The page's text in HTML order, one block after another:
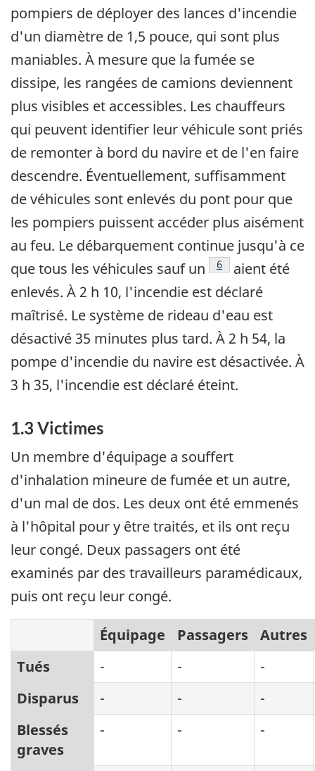
pompiers de déployer des lances d'incendie
d'un diamètre de 1,5 pouce, qui sont plus
maniables. À mesure que la fumée se
dissipe, les rangées de camions deviennent
plus visibles et accessibles. Les chauffeurs
qui peuvent identifier leur véhicule sont priés
de remonter à bord du navire et de l'en faire
descendre. Éventuellement, suffisamment
de véhicules sont enlevés du pont pour que
les pompiers puissent accéder plus aisément
au feu. Le débarquement continue jusqu'à ce
que tous les véhicules sauf un
Note de bas de page
6
aient été
enlevés. À 2 h 10, l'incendie est déclaré
maîtrisé. Le système de rideau d'eau est
désactivé 35 minutes plus tard. À 2 h 54, la
pompe d'incendie du navire est désactivée. À
3 h 35, l'incendie est déclaré éteint.
1.3 Victimes
Un membre d'équipage a souffert
d'inhalation mineure de fumée et un autre,
d'un mal de dos. Les deux ont été emmenés
à l'hôpital pour y être traités, et ils ont reçu
leur congé. Deux passagers ont été
examinés par des travailleurs paramédicaux,
puis ont reçu leur congé.
Équipage Passagers
Autres
Tués
- -
-
Disparus
- -
-
Blessés
graves
- - -